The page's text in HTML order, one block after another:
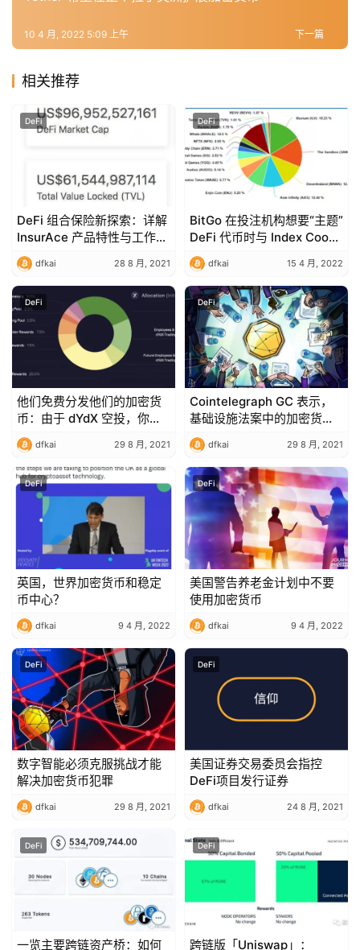
下一篇
10 4 月, 2022 5:09 上午
相关推荐
DeFi
DeFi 组合保险新探索：详解
InsurAce 产品特性与工作机
制
dfkai 28 8 月, 2021
DeFi
BitGo 在投注机构想要“主题”
DeFi 代币时与 Index Coop
打交道
dfkai 15 4 月, 2022
DeFi
他们免费分发他们的加密货
币：由于 dYdX 空投，你会
赚到€吗？
dfkai 29 8 月, 2021
DeFi
Cointelegraph GC 表示，
基础设施法案中的加密货币
语言是一场政治空壳游戏
dfkai 29 8 月, 2021
DeFi
英国，世界加密货币和稳定
币中心？
dfkai 9 4 月, 2022
DeFi
美国警告养老金计划中不要
使用加密货币
dfkai 9 4 月, 2022
DeFi
数字智能必须克服挑战才能
解决加密货币犯罪
dfkai 29 8 月, 2021
DeFi
美国证券交易委员会指控
DeFi项目发行证券
dfkai 24 8 月, 2021
DeFi
一览主要跨链资产桥：如何
DeFi
跨链版「Uniswap」：